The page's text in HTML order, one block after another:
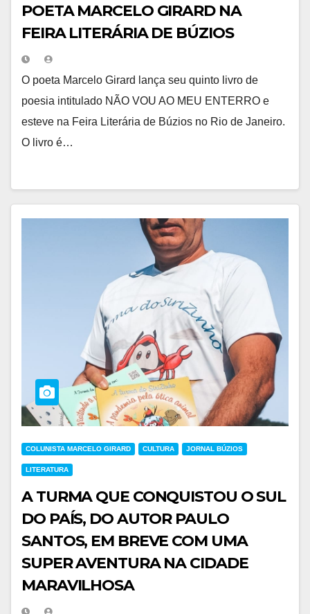
POETA MARCELO GIRARD NA
FEIRA LITERÁRIA DE BÚZIOS
O poeta Marcelo Girard lança seu quinto livro de
poesia intitulado NÃO VOU AO MEU ENTERRO e
esteve na Feira Literária de Búzios no Rio de Janeiro.
O livro é…
COLUNISTA MARCELO GIRARD CULTURA JORNAL BÚZIOS
LITERATURA
A TURMA QUE CONQUISTOU O SUL
DO PAÍS, DO AUTOR PAULO
SANTOS, EM BREVE COM UMA
SUPER AVENTURA NA CIDADE
MARAVILHOSA